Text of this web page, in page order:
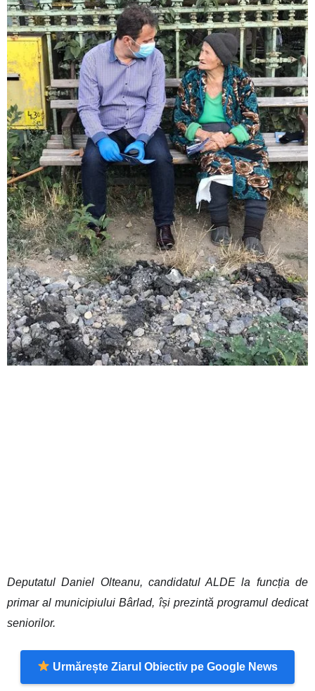
Deputatul Daniel Olteanu, candidatul ALDE la funcția de
primar al municipiului Bârlad, își prezintă programul dedicat
seniorilor.
Urmărește Ziarul Obiectiv pe Google News